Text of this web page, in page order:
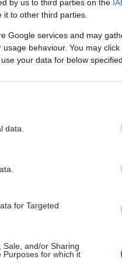
by us to third parties on the
to other third parties.
Google services and may
behaviour. You may
your data for below
data.
for Targeted
Sale, and/or Sharing
Purposes for which it
Καρόκης: Η
κυτταρικών
μηχανισμό της
λευχαιμικά κύτταρα
στον